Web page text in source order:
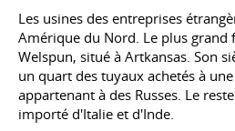
Les usines des entreprises
Amérique du Nord. Le plus grand
Welspun, situé à Artkansas. Son
un quart des tuyaux achetés à
appartenant à des Russes. Le
importé d'Italie et d'Inde.